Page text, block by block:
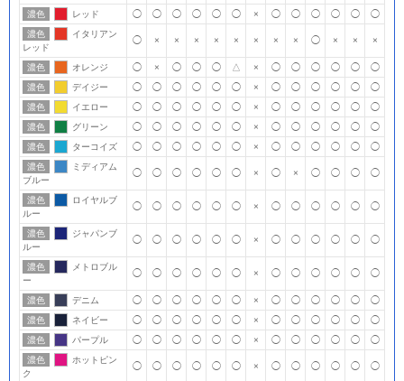
濃色 レッド ◯ ◯ ◯ ◯ ◯ ◯ × ◯ ◯ ◯ ◯ ◯
◯
濃色
イタリアン
レッド
◯ × × × × × × × × ◯ × × ×
濃色 オレンジ ◯ × ◯ ◯ ◯ △ × ◯ ◯ ◯ ◯ ◯
◯
濃色
デイジー ◯ ◯ ◯ ◯ ◯ ◯ × ◯ ◯ ◯ ◯ ◯
◯
濃色
イエロー ◯ ◯ ◯ ◯ ◯ ◯ × ◯ ◯ ◯ ◯ ◯
◯
濃色
グリーン ◯ ◯ ◯ ◯ ◯ ◯ × ◯ ◯ ◯ ◯ ◯
◯
濃色
ターコイズ ◯ ◯ ◯ ◯ ◯ ◯ × ◯ ◯ ◯ ◯ ◯
◯
濃色
ミディアム
ブルー
◯ ◯ ◯ ◯ ◯ ◯ × ◯ × ◯ ◯ ◯ ◯
濃色
ロイヤルブ
ルー
◯ ◯ ◯ ◯ ◯ ◯ × ◯ ◯ ◯ ◯ ◯ ◯
濃色
ジャパンブ
ルー
◯ ◯ ◯ ◯ ◯ ◯ × ◯ ◯ ◯ ◯ ◯ ◯
濃色
メトロブル
ー
◯ ◯ ◯ ◯ ◯ ◯ × ◯ ◯ ◯ ◯ ◯ ◯
濃色 デニム ◯ ◯ ◯ ◯ ◯ ◯ × ◯ ◯ ◯ ◯ ◯
◯
濃色
ネイビー ◯ ◯ ◯ ◯ ◯ ◯ × ◯ ◯ ◯ ◯ ◯
◯
濃色
パープル ◯ ◯ ◯ ◯ ◯ ◯ × ◯ ◯ ◯ ◯ ◯
◯
濃色
ホットピン
ク
◯ ◯ ◯ ◯ ◯ ◯ × ◯ ◯ ◯ ◯ ◯ ◯